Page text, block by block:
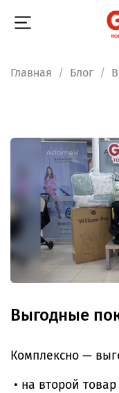
Главная Блог
Выгодные
Комплексно —
• на второй